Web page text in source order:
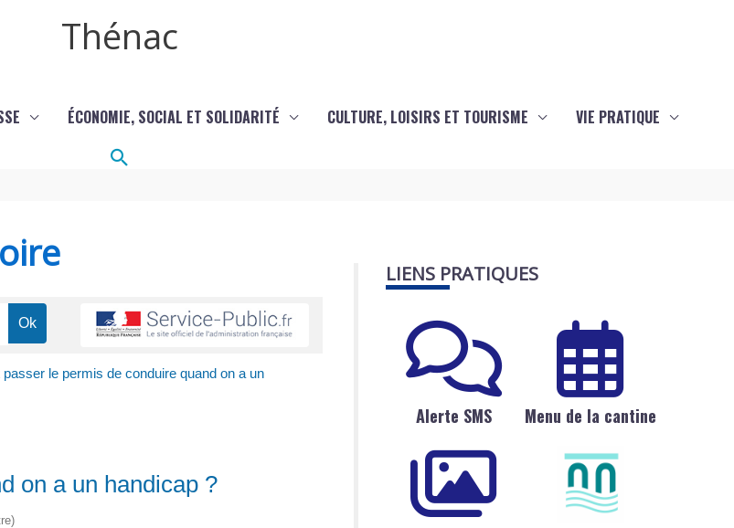
Thénac
ÉCONOMIE, SOCIAL ET SOLIDARITÉ CULTURE, LOISIRS ET TOURISME VIE PRATIQUE
Rechercher
le permis de conduire quand on a un
on a un handicap ?
LIENS PRATIQUES
Alerte SMS Menu de la cantine